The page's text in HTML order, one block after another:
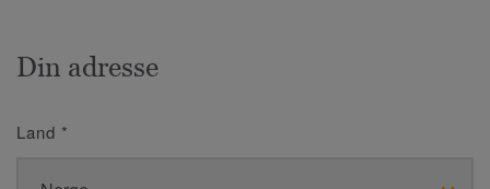
Din adresse
Land *